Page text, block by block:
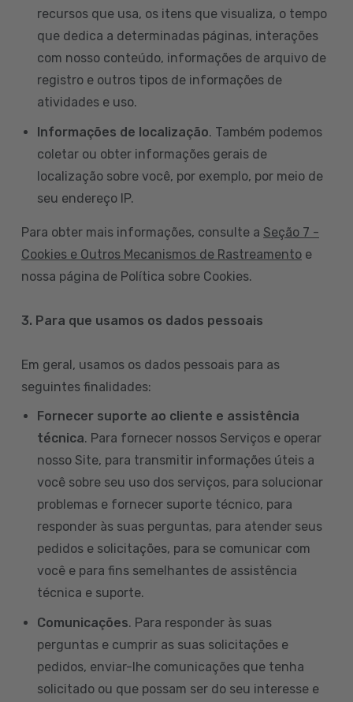
recursos que usa, os itens que visualiza, o tempo
que dedica a determinadas páginas, interações
com nosso conteúdo, informações de arquivo de
registro e outros tipos de informações de
atividades e uso.
Informações de localização. Também podemos
coletar ou obter informações gerais de
localização sobre você, por exemplo, por meio de
seu endereço IP.
Para obter mais informações, consulte a Seção 7 -
Cookies e Outros Mecanismos de Rastreamento e
nossa página de Política sobre Cookies.
3. Para que usamos os dados pessoais
Em geral, usamos os dados pessoais para as
seguintes finalidades:
Fornecer suporte ao cliente e assistência
técnica. Para fornecer nossos Serviços e operar
nosso Site, para transmitir informações úteis a
você sobre seu uso dos serviços, para solucionar
problemas e fornecer suporte técnico, para
responder às suas perguntas, para atender seus
pedidos e solicitações, para se comunicar com
você e para fins semelhantes de assistência
técnica e suporte.
Comunicações. Para responder às suas
perguntas e cumprir as suas solicitações e
pedidos, enviar-lhe comunicações que tenha
solicitado ou que possam ser do seu interesse e